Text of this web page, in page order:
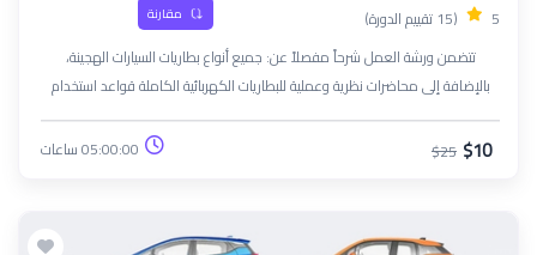
5 (15 تقييم الدورة) مقارنة
تتضمن ورشة العمل شرحاً مفصلاً عن: جميع أنواع بطاريات السيارات الهجينة،
بالإضافة إلى محاضرات نظرية وعملية للبطاريات الكهربائية الكاملة قواعد استخدام
معدات السلامة العامة أجزاء النظام ومبدأ تشغيله، والتدفق الكهربائي من البطارية
وإليها الطرق الصحيحة للفك والتركيب محاضرات متخصصة حول كيفية استخدام جهاز
$10
$25 05:00:00 ساعات